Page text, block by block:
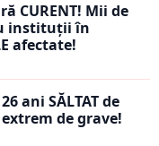
CURENT! Mii de
instituții în
afectate!
ani SĂLTAT de
de grave!